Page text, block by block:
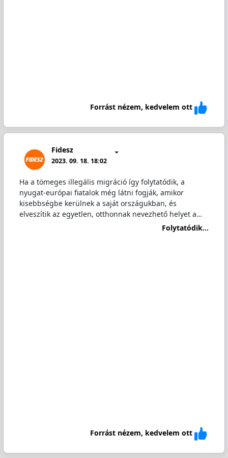
Forrást nézem, kedvelem ott
Fidesz
2023. 09. 18. 18:02
Ha a tömeges illegális migráció így folytatódik, a
nyugat-európai fiatalok még látni fogják, amikor
kisebbségbe kerülnek a saját országukban, és
elveszítik az egyetlen, otthonnak nevezhető helyet a…
Folytatódik...
Forrást nézem, kedvelem ott